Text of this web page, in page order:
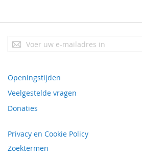
Abonneer
u
nieuwsbrief
Openingstijden
Veelgestelde vragen
Donaties
Privacy en Cookie Policy
Zoektermen